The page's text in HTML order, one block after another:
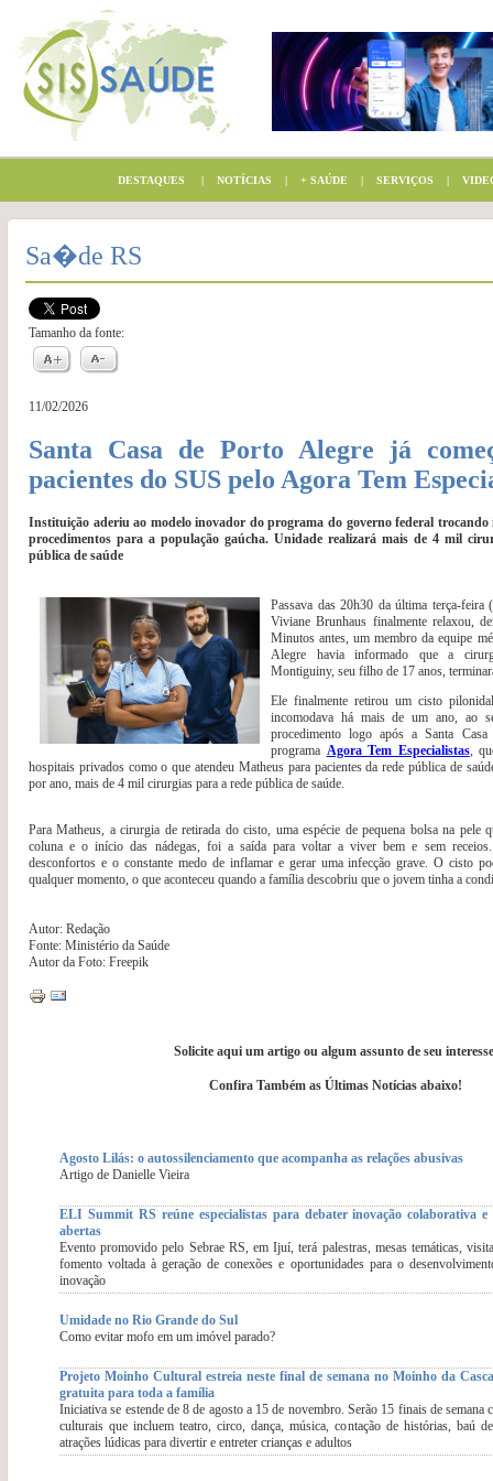
DESTAQUES | NOTÍCIAS | + SAÚDE | SERVIÇOS |
Sa�de RS
Tamanho da fonte:
11/02/2026
Santa Casa de Porto Alegre já
pacientes do SUS pelo Agora Tem
Instituição aderiu ao modelo inovador do programa do governo federal
procedimentos para a população gaúcha. Unidade realizará mais de 4 mil
pública de saúde
Passava das 20h30 da última terça-feira
Viviane Brunhaus finalmente relaxou,
Minutos antes, um membro da equipe
Alegre havia informado que a
Montiguiny, seu filho de 17 anos,
Ele finalmente retirou um cisto
incomodava há mais de um ano, ao
procedimento logo após a Santa
programa Agora Tem Especialistas,
hospitais privados como o que atendeu Matheus para pacientes da rede pública de
por ano, mais de 4 mil cirurgias para a rede pública de saúde.
Para Matheus, a cirurgia de retirada do cisto, uma espécie de pequena bolsa na pele
coluna e o início das nádegas, foi a saída para voltar a viver bem e sem
desconfortos e o constante medo de inflamar e gerar uma infecção grave. O cisto
qualquer momento, o que aconteceu quando a família descobriu que o jovem tinha a
Autor: Redação
Fonte: Ministério da Saúde
Autor da Foto: Freepik
Solicite aqui um artigo ou algum assunto de seu
Confira Também as Últimas Notícias abaixo!
Agosto Lilás: o autossilenciamento que acompanha as relações abusivas
Artigo de Danielle Vieira
ELI Summit RS reúne especialistas para debater inovação colaborativa e
abertas
Evento promovido pelo Sebrae RS, em Ijuí, terá palestras, mesas temáticas,
fomento voltada à geração de conexões e oportunidades para o
inovação
Umidade no Rio Grande do Sul
Como evitar mofo em um imóvel parado?
Projeto Moinho Cultural estreia neste final de semana no Moinho da
gratuita para toda a família
Iniciativa se estende de 8 de agosto a 15 de novembro. Serão 15 finais de semana
culturais que incluem teatro, circo, dança, música, contação de histórias, baú
atrações lúdicas para divertir e entreter crianças e adultos